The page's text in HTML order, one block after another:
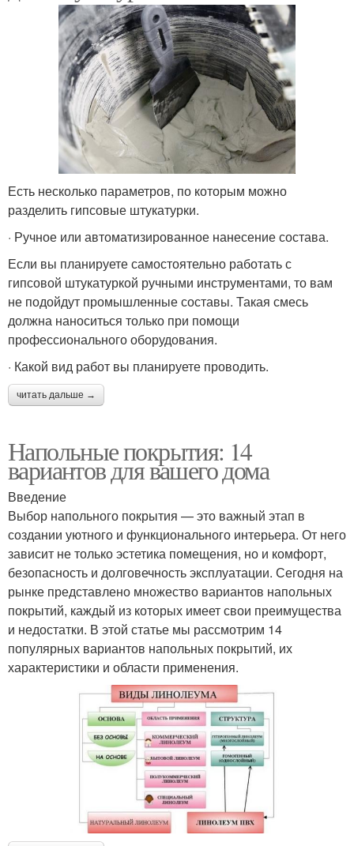
Есть несколько параметров, по которым можно
разделить гипсовые штукатурки.
· Ручное или автоматизированное нанесение состава.
Если вы планируете самостоятельно работать с
гипсовой штукатуркой ручными инструментами, то вам
не подойдут промышленные составы. Такая смесь
должна наноситься только при помощи
профессионального оборудования.
· Какой вид работ вы планируете проводить.
читать дальше →
Напольные покрытия: 14
вариантов для вашего дома
Введение
Выбор напольного покрытия — это важный этап в
создании уютного и функционального интерьера. От него
зависит не только эстетика помещения, но и комфорт,
безопасность и долговечность эксплуатации. Сегодня на
рынке представлено множество вариантов напольных
покрытий, каждый из которых имеет свои преимущества
и недостатки. В этой статье мы рассмотрим 14
популярных вариантов напольных покрытий, их
характеристики и области применения.